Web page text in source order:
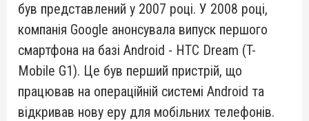
був представлений у 2007 році. У 2008 році,
компанія Google анонсувала випуск першого
смартфона на базі Android - HTC Dream (T-
Mobile G1). Це був перший пристрій, що
працював на операційній системі Android та
відкривав нову еру для мобільних телефонів.